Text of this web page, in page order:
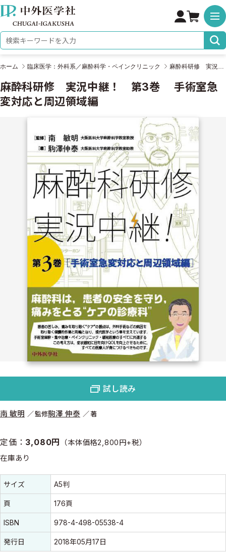
株式会社 中外医学社
検索キーワード
ホーム 臨床医学：外科系／麻酔科学・ペインクリニック
麻酔科研修 実況中継！ 第3巻 手術室急
変対応と周辺領域編
南 敏明 監修駒澤 伸泰 著
定価： 3,080円 （本体価格2,800円+税）
在庫あり
書誌情報
書誌情報
サイズ A5判
頁 176頁
ISBN 978-4-498-05538-4
発行日 2018年05月17日
試し読み